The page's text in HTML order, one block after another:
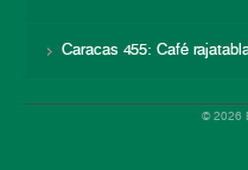
Caracas 455: Café
© 2026